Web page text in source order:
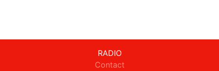
RADIO
Contact